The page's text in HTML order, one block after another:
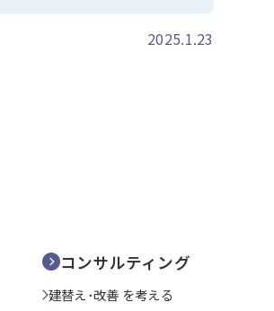
2025.1.23
コンサルティング
建替え･改善 を考える